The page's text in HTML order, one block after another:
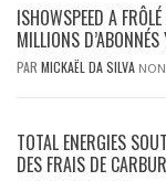
ISHOWSPEED A
MILLIONS
PAR MICKAËL DA SILVA
TOTAL ENERGIES
DES FRAIS DE